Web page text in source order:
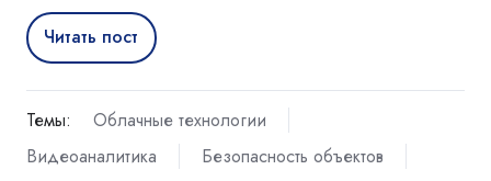
Читать пост
Темы:
Облачные технологии
Видеоаналитика
Безопасность объектов